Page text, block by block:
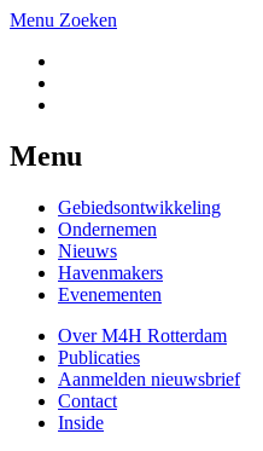
Menu Zoeken
Menu
Gebiedsontwikkeling
Ondernemen
Nieuws
Havenmakers
Evenementen
Over M4H Rotterdam
Publicaties
Aanmelden nieuwsbrief
Contact
Inside